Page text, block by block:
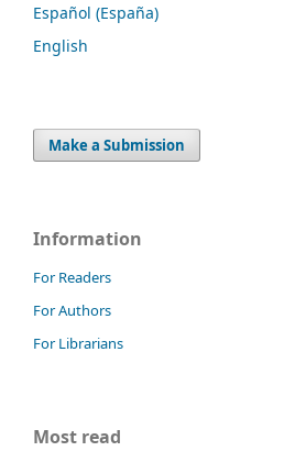
Español (España)
English
Make a Submission
Information
For Readers
For Authors
For Librarians
Most read